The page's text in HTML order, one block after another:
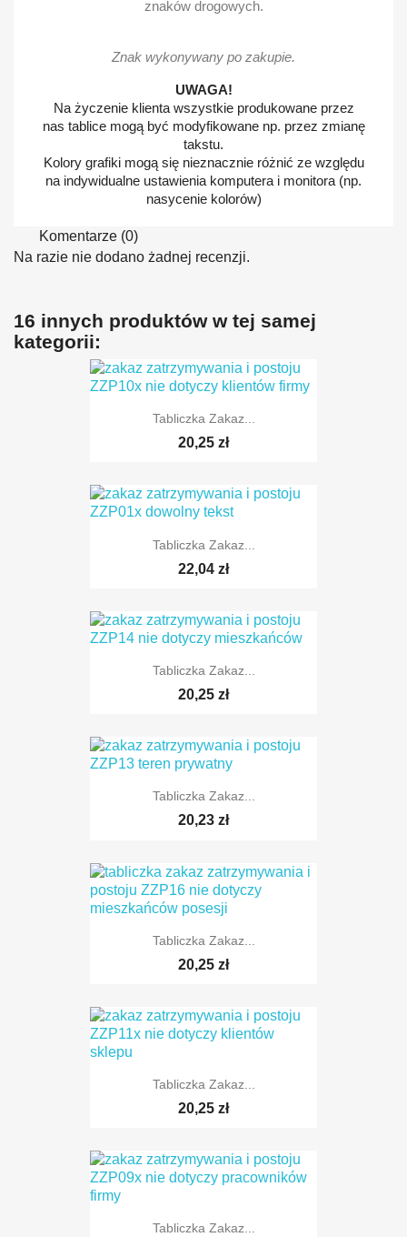
znaków drogowych.
Znak wykonywany po zakupie.
UWAGA!
Na życzenie klienta wszystkie produkowane przez
nas tablice mogą być modyfikowane np. przez zmianę
takstu.
Kolory grafiki mogą się nieznacznie różnić ze względu
na indywidualne ustawienia komputera i monitora (np.
nasycenie kolorów)
Komentarze (0)
Na razie nie dodano żadnej recenzji.
16 innych produktów w tej samej
kategorii:
Tabliczka Zakaz...
20,25 zł
TYLKO ONLINE
Tabliczka Zakaz...
22,04 zł
Tabliczka Zakaz...
20,25 zł
Tabliczka Zakaz...
20,23 zł
Tabliczka Zakaz...
20,25 zł
Tabliczka Zakaz...
20,25 zł
Tabliczka Zakaz...